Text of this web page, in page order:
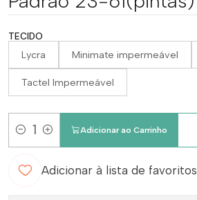
TECIDO
Lycra Minimate impermeável
Tactel Impermeável
Quantidade
Adicionar ao Carrinho
Adicionar à lista de favoritos